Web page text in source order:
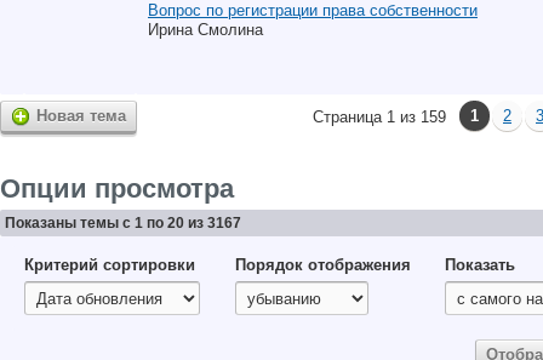
Вопрос по регистрации права собственности
Ирина Смолина
Новая тема Страница 1 из 159 1 2 3
Опции просмотра
Показаны темы с 1 по 20 из 3167
Критерий сортировки Порядок отображения Показать